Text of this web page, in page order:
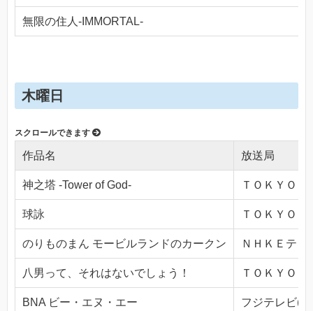
無限の住人-IMMORTAL-
木曜日
作品名 放送局
神之塔 -Tower of God- ＴＯＫＹＯ
球詠 ＴＯＫＹＯ
のりものまん モービルランドのカークン ＮＨＫＥテレ
八男って、それはないでしょう！ ＴＯＫＹＯ
BNA ビー・エヌ・エー フジテレビ